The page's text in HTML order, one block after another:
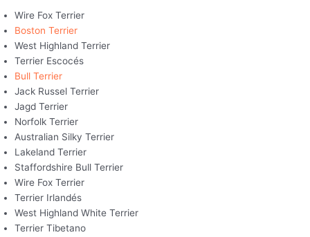
Wire Fox Terrier
Boston Terrier
West Highland Terrier
Terrier Escocés
Bull Terrier
Jack Russel Terrier
Jagd Terrier
Norfolk Terrier
Australian Silky Terrier
Lakeland Terrier
Staffordshire Bull Terrier
Wire Fox Terrier
Terrier Irlandés
West Highland White Terrier
Terrier Tibetano